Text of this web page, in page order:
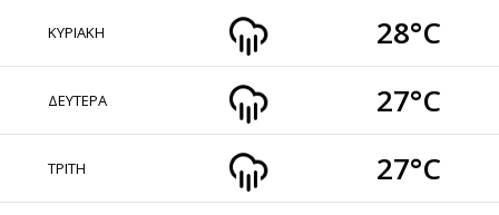
ΚΥΡΙΑΚΗ 28°C
ΔΕΥΤΕΡΑ 27°C
ΤΡΙΤΗ 27°C